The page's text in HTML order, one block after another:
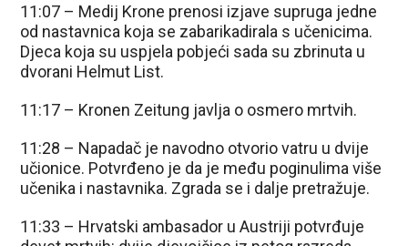
11:07 – Medij Krone prenosi izjave supruga jedne
od nastavnica koja se zabarikadirala s učenicima.
Djeca koja su uspjela pobjeći sada su zbrinuta u
dvorani Helmut List.
11:17 – Kronen Zeitung javlja o osmero mrtvih.
11:28 – Napadač je navodno otvorio vatru u dvije
učionice. Potvrđeno je da je među poginulima više
učenika i nastavnika. Zgrada se i dalje pretražuje.
11:33 – Hrvatski ambasador u Austriji potvrđuje